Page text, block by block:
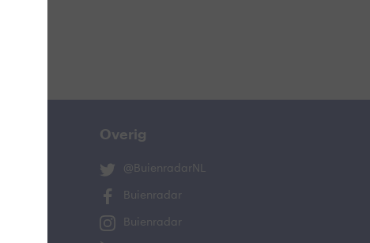
Overig
@BuienradarNL
Buienradar
Buienradar